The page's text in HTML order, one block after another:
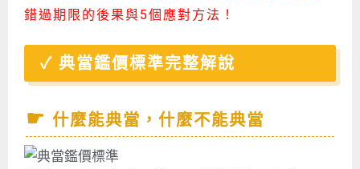
錯過期限的後果與5個應對方法！
典當鑑價標準完整解說
什麼能典當，什麼不能典當